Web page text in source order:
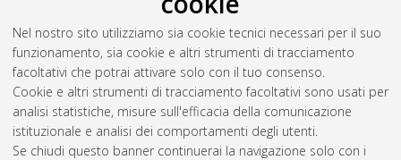
Nel nostro sito utilizziamo sia cookie tecnici necessari per il suo
funzionamento, sia cookie e altri strumenti di tracciamento
facoltativi che potrai attivare solo con il tuo consenso.
Cookie e altri strumenti di tracciamento facoltativi sono usati per
analisi statistiche, misure sull'efficacia della comunicazione
istituzionale e analisi dei comportamenti degli utenti.
Se chiudi questo banner continuerai la navigazione solo con i
Gestione del documento: